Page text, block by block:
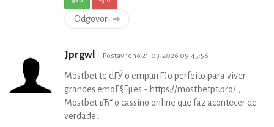
Odgovori ⇾
Jprgwl Postavljeno 21-03-2026 09:45:56
Mostbet te dГЎ o empurrГЈo perfeito para viver
grandes emoГ§Гµes - https://mostbetpt.pro/ ,
Mostbet вЂ“ o cassino online que faz acontecer de
verdade .